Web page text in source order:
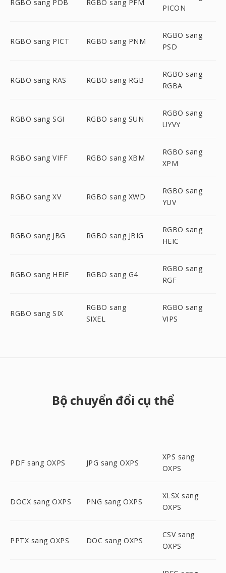
RGBO sang PDB RGBO sang PFM
PICON
RGBO sang PICT RGBO sang PNM
RGBO sang
PSD
RGBO sang RAS RGBO sang RGB
RGBO sang
RGBA
RGBO sang SGI RGBO sang SUN
RGBO sang
UYVY
RGBO sang VIFF RGBO sang XBM
RGBO sang
XPM
RGBO sang XV RGBO sang XWD
RGBO sang
YUV
RGBO sang JBG RGBO sang JBIG
RGBO sang
HEIC
RGBO sang HEIF RGBO sang G4
RGBO sang
RGF
RGBO sang SIX
RGBO sang
SIXEL
RGBO sang
VIPS
Bộ chuyển đổi cụ thể
PDF sang OXPS JPG sang OXPS
XPS sang
OXPS
DOCX sang OXPS PNG sang OXPS
XLSX sang
OXPS
PPTX sang OXPS DOC sang OXPS
CSV sang
OXPS